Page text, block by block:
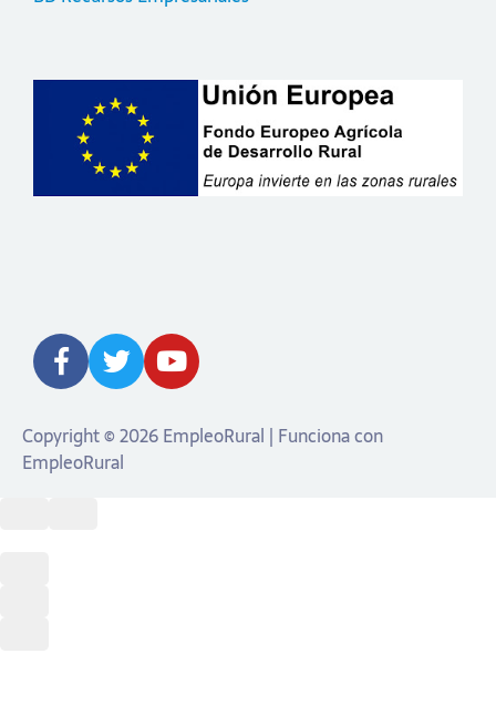
Copyright © 2026 EmpleoRural | Funciona con
EmpleoRural